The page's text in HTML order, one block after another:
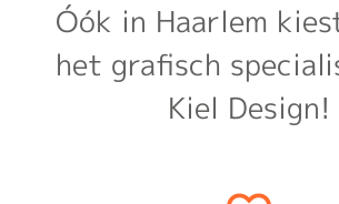
Óók in Haarlem
het grafisch
Kiel Design!